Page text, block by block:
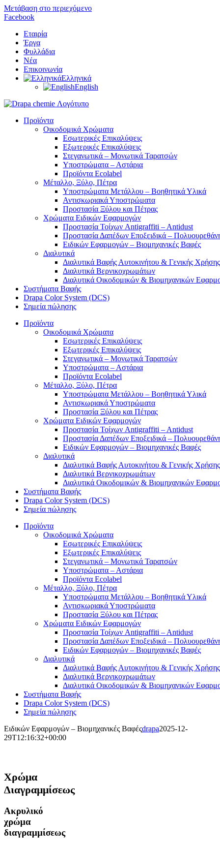
Μετάβαση στο περιεχόμενο
Facebook
Εταιρία
Έργα
Φυλλάδια
Nέα
Επικοινωνία
Ελληνικά
English
Προϊόντα
Οικοδομικά Χρώματα
Εσωτερικές Επικαλύψεις
Εξωτερικές Επικαλύψεις
Στεγανωτικά – Μονωτικά Ταρατσών
Υποστρώματα – Αστάρια
Προϊόντα Ecolabel
Μέταλλο, Ξύλο, Πέτρα
Υποστρώματα Μετάλλου – Βοηθητικά Υλικά
Αντισκωριακά Υποστρώματα
Προστασία Ξύλου και Πέτρας
Χρώματα Ειδικών Εφαρμογών
Προστασία Τοίχων Antigraffiti – Antidust
Προστασία Δαπέδων Εποξειδικά –
Ειδικών Εφαρμογών – Βιομηχανικές Βαφές
Διαλυτικά
Διαλυτικά Βαφής Αυτοκινήτου & Γενικής Χρήσης
Διαλυτικά Βερνικοχρωμάτων
Διαλυτικά Οικοδομικών & Βιομηχανικών
Συστήματα Βαφής
Drapa Color System (DCS)
Σημεία πώλησης
Προϊόντα
Οικοδομικά Χρώματα
Εσωτερικές Επικαλύψεις
Εξωτερικές Επικαλύψεις
Στεγανωτικά – Μονωτικά Ταρατσών
Υποστρώματα – Αστάρια
Προϊόντα Ecolabel
Μέταλλο, Ξύλο, Πέτρα
Υποστρώματα Μετάλλου – Βοηθητικά Υλικά
Αντισκωριακά Υποστρώματα
Προστασία Ξύλου και Πέτρας
Χρώματα Ειδικών Εφαρμογών
Προστασία Τοίχων Antigraffiti – Antidust
Προστασία Δαπέδων Εποξειδικά –
Ειδικών Εφαρμογών – Βιομηχανικές Βαφές
Διαλυτικά
Διαλυτικά Βαφής Αυτοκινήτου & Γενικής Χρήσης
Διαλυτικά Βερνικοχρωμάτων
Διαλυτικά Οικοδομικών & Βιομηχανικών
Συστήματα Βαφής
Drapa Color System (DCS)
Σημεία πώλησης
Προϊόντα
Οικοδομικά Χρώματα
Εσωτερικές Επικαλύψεις
Εξωτερικές Επικαλύψεις
Στεγανωτικά – Μονωτικά Ταρατσών
Υποστρώματα – Αστάρια
Προϊόντα Ecolabel
Μέταλλο, Ξύλο, Πέτρα
Υποστρώματα Μετάλλου – Βοηθητικά Υλικά
Αντισκωριακά Υποστρώματα
Προστασία Ξύλου και Πέτρας
Χρώματα Ειδικών Εφαρμογών
Προστασία Τοίχων Antigraffiti – Antidust
Προστασία Δαπέδων Εποξειδικά –
Ειδικών Εφαρμογών – Βιομηχανικές Βαφές
Διαλυτικά
Διαλυτικά Βαφής Αυτοκινήτου & Γενικής Χρήσης
Διαλυτικά Βερνικοχρωμάτων
Διαλυτικά Οικοδομικών & Βιομηχανικών
Συστήματα Βαφής
Drapa Color System (DCS)
Σημεία πώλησης
Ειδικών Εφαρμογών – Βιομηχανικές Βαφέςdrapa2025-12-
29T12:16:32+00:00
Χρώμα
Διαγραμμίσεως
Ακρυλικό
χρώμα
διαγραμμίσεως